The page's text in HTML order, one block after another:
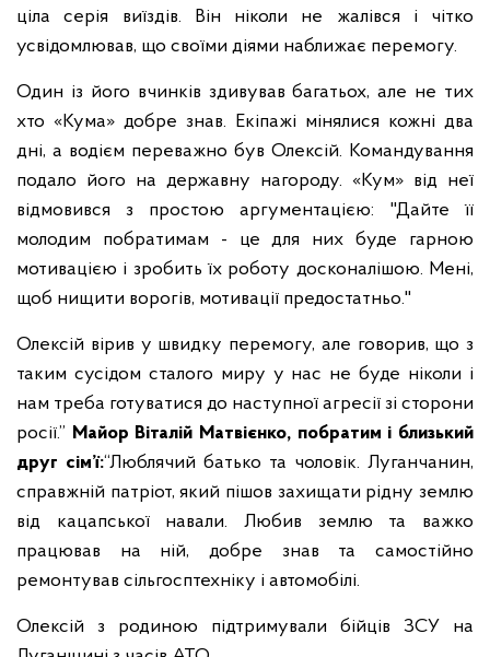
ціла серія виїздів. Він ніколи не жалівся і чітко
усвідомлював, що своїми діями наближає перемогу.
Один із його вчинків здивував багатьох, але не тих
хто «Кума» добре знав. Екіпажі мінялися кожні два
дні, а водієм переважно був Олексій. Командування
подало його на державну нагороду. «Кум» від неї
відмовився з простою аргументацією: "Дайте її
молодим побратимам - це для них буде гарною
мотивацією і зробить їх роботу досконалішою. Мені,
щоб нищити ворогів, мотивації предостатньо."
Олексій вірив у швидку перемогу, але говорив, що з
таким сусідом сталого миру у нас не буде ніколи і
нам треба готуватися до наступної агресії зі сторони
росії.” Майор Віталій Матвієнко, побратим і близький
друг сім’ї:“Люблячий батько та чоловік. Луганчанин,
справжній патріот, який пішов захищати рідну землю
від кацапської навали. Любив землю та важко
працював на ній, добре знав та самостійно
ремонтував сільгосптехніку і автомобілі.
Олексій з родиною підтримували бійців ЗСУ на